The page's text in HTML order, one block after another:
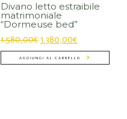
Divano letto estraibile
matrimoniale
“Dormeuse bed”
1.580,00€1.380,00€
AGGIUNGI AL CARRELLO